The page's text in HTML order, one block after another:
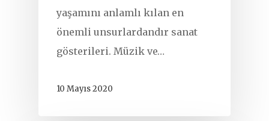
yaşamını anlamlı kılan en
önemli unsurlardandır sanat
gösterileri. Müzik ve…
10 Mayıs 2020